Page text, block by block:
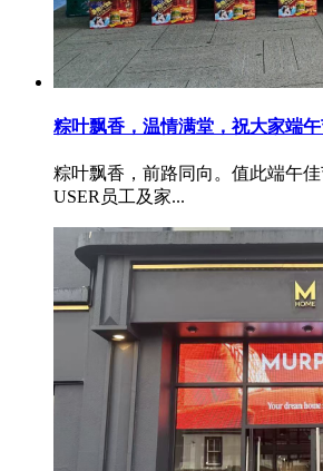
粽叶飘香，温情满堂，祝大家端午
粽叶飘香，前路同向。值此端午
USER员工及家...